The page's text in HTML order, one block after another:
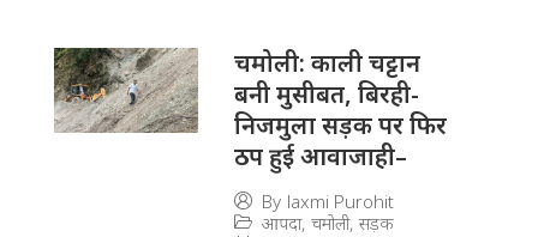
चमोली: काली चट्टान
बनी मुसीबत, बिरही-
निजमुला सड़क पर फिर
ठप हुई आवाजाही–
By laxmi Purohit
आपदा, चमोली, सड़क